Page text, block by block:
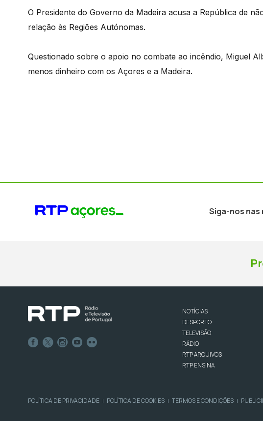
O Presidente do Governo da Madeira acusa a República de
relação às Regiões Autónomas.
Questionado sobre o apoio no combate ao incêndio, Miguel
menos dinheiro com os Açores e a Madeira.
Siga-nos nas
NOTÍCIAS
DESPORTO
TELEVISÃO
RÁDIO
RTP ARQUIVOS
RTP ENSINA
POLÍTICA DE PRIVACIDADE | POLÍTICA DE COOKIES | TERMOS E CONDIÇÕES |